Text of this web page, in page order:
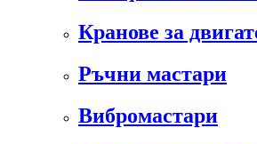
Кранове за
Ръчни мастари
Вибромастари